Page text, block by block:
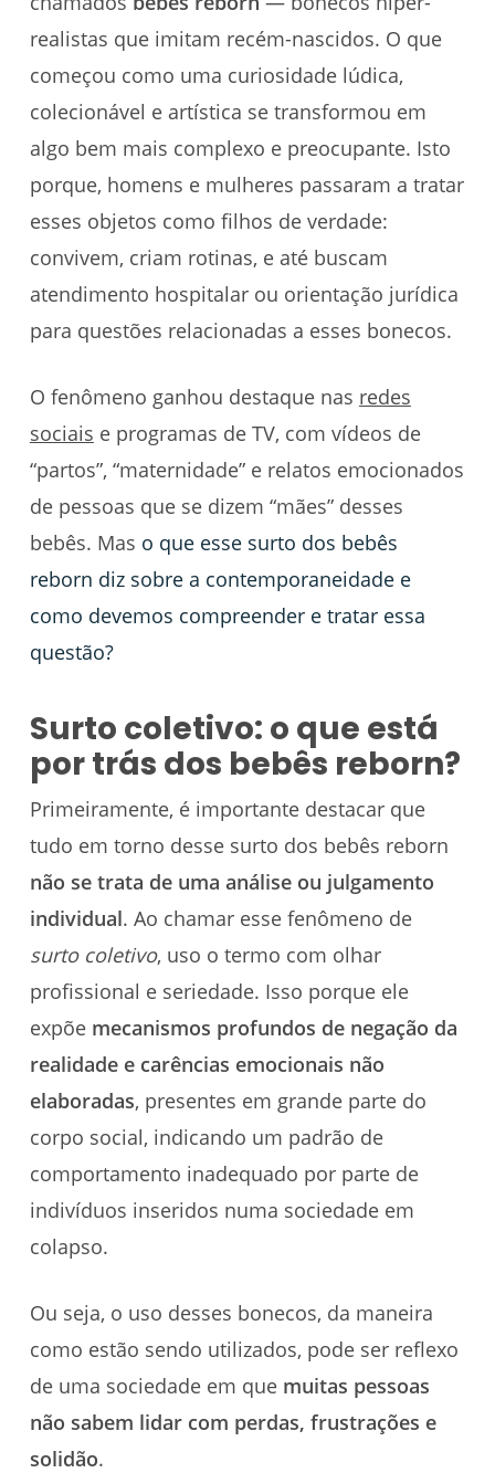
realistas que imitam recém-nascidos. O que
começou como uma curiosidade lúdica,
colecionável e artística se transformou em
algo bem mais complexo e preocupante. Isto
porque, homens e mulheres passaram a tratar
esses objetos como filhos de verdade:
convivem, criam rotinas, e até buscam
atendimento hospitalar ou orientação jurídica
para questões relacionadas a esses bonecos.
O fenômeno ganhou destaque nas redes
sociais e programas de TV, com vídeos de
“partos”, “maternidade” e relatos emocionados
de pessoas que se dizem “mães” desses
bebês. Mas o que esse surto dos bebês
reborn diz sobre a contemporaneidade e
como devemos compreender e tratar essa
questão?
Surto coletivo: o que está
por trás dos bebês reborn?
Primeiramente, é importante destacar que
tudo em torno desse surto dos bebês reborn
não se trata de uma análise ou julgamento
individual. Ao chamar esse fenômeno de
surto coletivo, uso o termo com olhar
profissional e seriedade. Isso porque ele
expõe mecanismos profundos de negação da
realidade e carências emocionais não
elaboradas, presentes em grande parte do
corpo social, indicando um padrão de
comportamento inadequado por parte de
indivíduos inseridos numa sociedade em
colapso.
Ou seja, o uso desses bonecos, da maneira
como estão sendo utilizados, pode ser reflexo
de uma sociedade em que muitas pessoas
não sabem lidar com perdas, frustrações e
solidão.